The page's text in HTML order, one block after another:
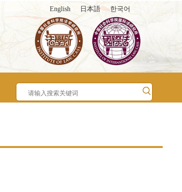
English 日本語 한국어